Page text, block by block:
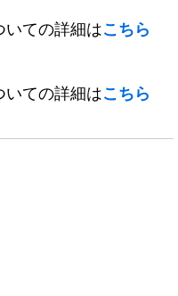
ての詳細はこちら
ての詳細はこちら